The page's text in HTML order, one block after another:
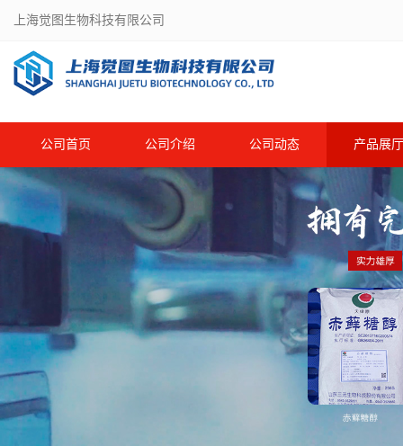
上海觉图生物科技有限公司
公司首页 公司介绍 公司动态 产品展厅